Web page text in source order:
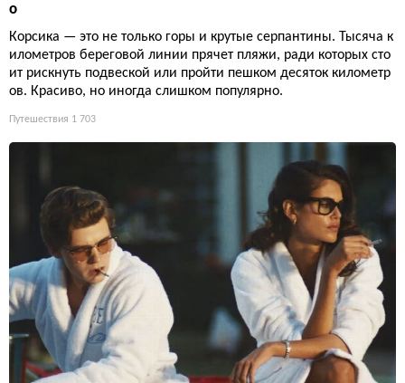
о
Корсика — это не только горы и крутые серпантины. Тысяча к
илометров береговой линии прячет пляжи, ради которых сто
ит рискнуть подвеской или пройти пешком десяток километр
ов. Красиво, но иногда слишком популярно.
Путешествия 1 703